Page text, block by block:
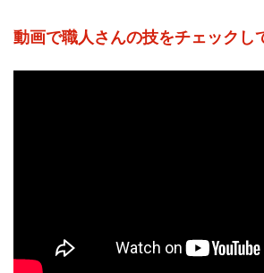
動画で職人さんの技をチェックし